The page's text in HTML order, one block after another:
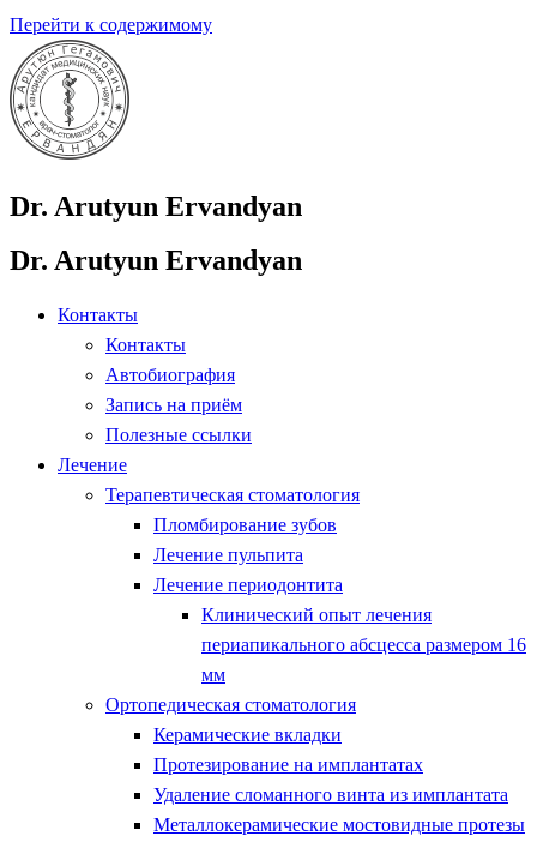
Перейти к содержимому
Dr. Arutyun Ervandyan
Dr. Arutyun Ervandyan
Контакты
Контакты
Автобиография
Запись на приём
Полезные ссылки
Лечение
Терапевтическая стоматология
Пломбирование зубов
Лечение пульпита
Лечение периодонтита
Клинический опыт лечения
периапикального абсцесса размером 16
мм
Ортопедическая стоматология
Керамические вкладки
Протезирование на имплантатах
Удаление сломанного винта из имплантата
Металлокерамические мостовидные протезы